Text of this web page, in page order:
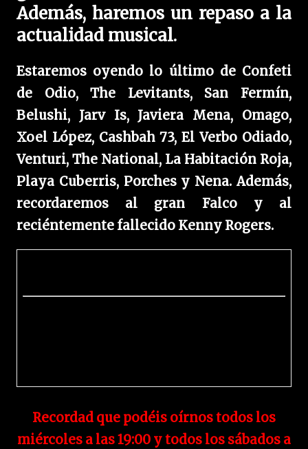
Además, haremos un repaso a la
actualidad musical.
Estaremos oyendo lo último de Confeti
de Odio, The Levitants, San Fermín,
Belushi, Jarv Is, Javiera Mena, Omago,
Xoel López, Cashbah 73, El Verbo Odiado,
Venturi, The National, La Habitación Roja,
Playa Cuberris, Porches y Nena. Además,
recordaremos al gran Falco y al
reciéntemente fallecido Kenny Rogers.
Recordad que podéis oírnos todos los
miércoles a las 19:00 y todos los sábados a